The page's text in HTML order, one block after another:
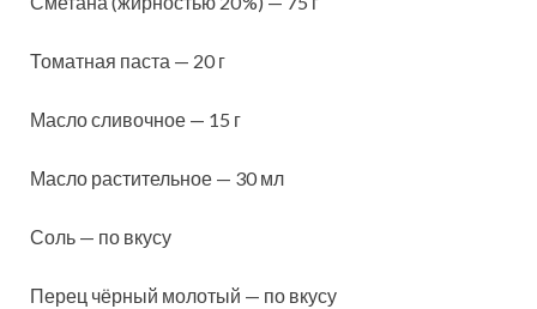
Томатная паста — 20 г
Масло сливочное — 15 г
Масло растительное — 30 мл
Соль — по вкусу
Перец чёрный молотый — по вкусу